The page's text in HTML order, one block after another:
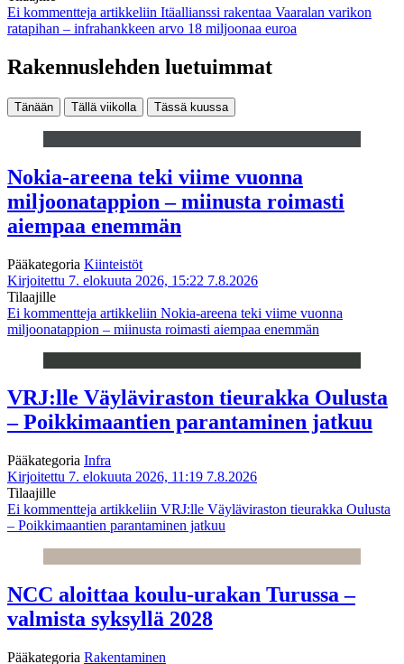
Ei kommentteja artikkeliin Itäallianssi rakentaa Vaaralan varikon
ratapihan – infrahankkeen arvo 18 miljoonaa euroa
Rakennuslehden luetuimmat
Tänään Tällä viikolla Tässä kuussa
Nokia-areena teki viime vuonna
miljoonatappion – miinusta roimasti
aiempaa enemmän
Pääkategoria Kiinteistöt
Kirjoitettu 7. elokuuta 2026, 15:22 7.8.2026
Tilaajille
Ei kommentteja artikkeliin Nokia-areena teki viime vuonna
miljoonatappion – miinusta roimasti aiempaa enemmän
VRJ:lle Väyläviraston tieurakka Oulusta
– Poikkimaantien parantaminen jatkuu
Pääkategoria Infra
Kirjoitettu 7. elokuuta 2026, 11:19 7.8.2026
Tilaajille
Ei kommentteja artikkeliin VRJ:lle Väyläviraston tieurakka Oulusta
– Poikkimaantien parantaminen jatkuu
NCC aloittaa koulu-urakan Turussa –
valmista syksyllä 2028
Pääkategoria Rakentaminen